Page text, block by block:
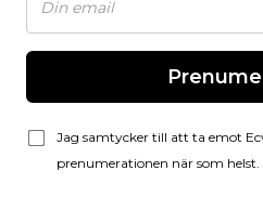
Jag samtycker till att ta emot
prenumerationen när som helst.